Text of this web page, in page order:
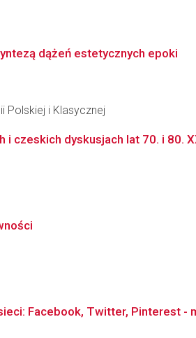
dążeń estetycznych epoki
Polskiej i Klasycznej
i czeskich dyskusjach lat 70. i 80.
Facebook, Twitter, Pinterest -